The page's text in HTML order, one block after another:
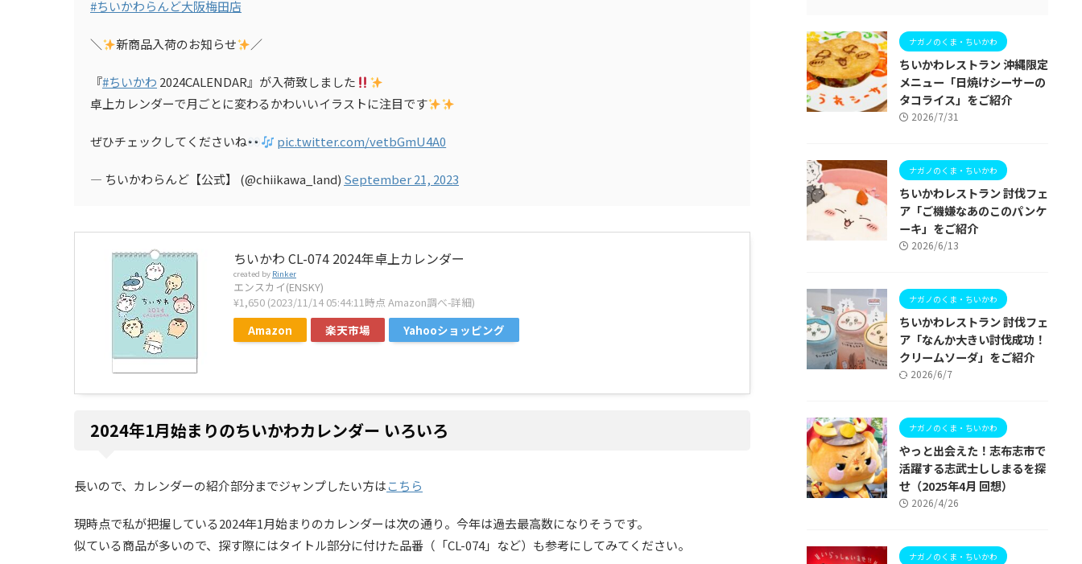
#ちいかわらんど大阪梅田店
＼ 新商品入荷のお知らせ ／
『#ちいかわ 2024CALENDAR』が入荷致しました
卓上カレンダーで月ごとに変わるかわいいイラストに注目です
ぜひチェックしてくださいね pic.twitter.com/vetbGmU4A0
— ちいかわらんど【公式】 (@chiikawa_land) September 21, 2023
ちいかわ CL-074 2024年卓上カレンダー
created by Rinker
エンスカイ(ENSKY)
¥1,650 (2023/11/14 05:44:11時点 Amazon調べ-詳細)
Amazon 楽天市場 Yahooショッピング
2024年1月始まりのちいかわカレンダー いろいろ
長いので、カレンダーの紹介部分までジャンプしたい方はこちら
現時点で私が把握している2024年1月始まりのカレンダーは次の通り。今年は過去最高数になりそうです。
似ている商品が多いので、探す際にはタイトル部分に付けた品番（「CL-074」など）も参考にしてみてください。
ナガノのくま・ちいかわ
ちいかわレストラン 沖縄限定
メニュー「日焼けシーサーの
タコライス」をご紹介
2026/7/31
ナガノのくま・ちいかわ
ちいかわレストラン 討伐フェ
ア「ご機嫌なあのこのパンケ
ーキ」をご紹介
2026/6/13
ナガノのくま・ちいかわ
ちいかわレストラン 討伐フェ
ア「なんか大きい討伐成功！
クリームソーダ」をご紹介
2026/6/7
ナガノのくま・ちいかわ
やっと出会えた！志布志市で
活躍する志武士ししまるを探
せ（2025年4月 回想）
2026/4/26
ナガノのくま・ちいかわ